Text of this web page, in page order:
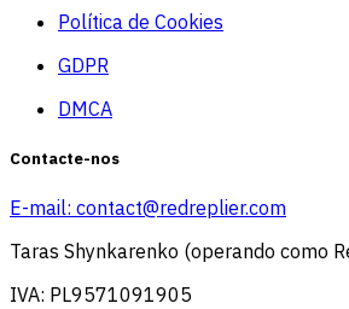
Política de Cookies
GDPR
DMCA
Contacte-nos
E-mail: contact@redreplier.com
Taras Shynkarenko (operando como
IVA: PL9571091905